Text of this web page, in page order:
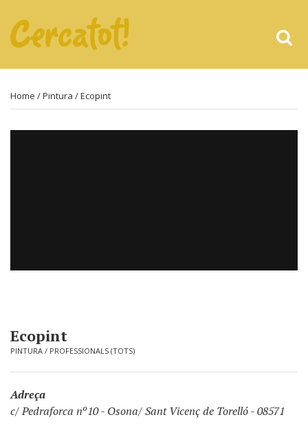
Home /Pintura / Ecopint
Ecopint
PINTURA / PROFESSIONALS (TOTS)
Adreça
c/ Pedraforca nº10- Osona/ Sant Vicenç de Torelló - 08571